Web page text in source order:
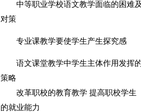
中等职业学校语文教学面临的困难
对策
专业课教学要使学生产生探究感
语文课堂教学中学生主体作用发挥
策略
改革职校的教育教学 提高职校学生
的就业能力